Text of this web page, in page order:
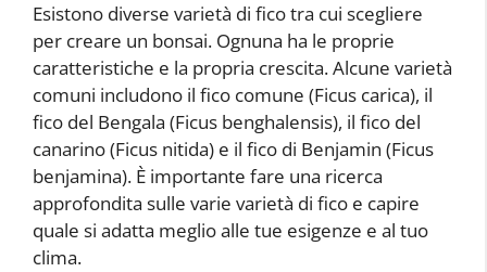
Esistono diverse varietà di fico tra cui scegliere
per creare un bonsai. Ognuna ha le proprie
caratteristiche e la propria crescita. Alcune varietà
comuni includono il fico comune (Ficus carica), il
fico del Bengala (Ficus benghalensis), il fico del
canarino (Ficus nitida) e il fico di Benjamin (Ficus
benjamina). È importante fare una ricerca
approfondita sulle varie varietà di fico e capire
quale si adatta meglio alle tue esigenze e al tuo
clima.